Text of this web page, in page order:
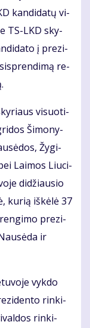
kan­di­da­tų vi­
TS-LKD sky­
į pre­zi­
re­
vi­suo­ti­
Ši­mo­ny­
Žy­gi­
Lai­mos Liu­ci­
di­džiau­sio
ku­rią iš­kė­lė 37
pre­zi­
ir
vyk­do
rin­ki­
rin­ki­